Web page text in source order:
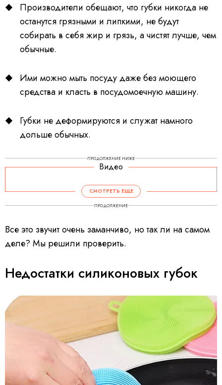
Производители обещают, что губки никогда не
останутся грязными и липкими, не будут
собирать в себя жир и грязь, а чистят лучше, чем
обычные.
Ими можно мыть посуду даже без моющего
средства и класть в посудомоечную машину.
Губки не деформируются и служат намного
дольше обычных.
ПРОДОЛЖЕНИЕ НИЖЕ
Видео
i
d
e
o
P
l
r
i
l
o
g
.
СМОТРЕТЬ ЕЩЕ
ПРОДОЛЖЕНИЕ
Все это звучит очень заманчиво, но так ли на самом
деле? Мы решили проверить.
Недостатки силиконовых губок